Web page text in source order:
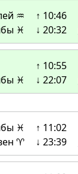
♒
♓
↑ 10:46
↓ 20:32
♓
↑ 10:55
↓ 22:07
♓
♈
↑ 11:02
↓ 23:39